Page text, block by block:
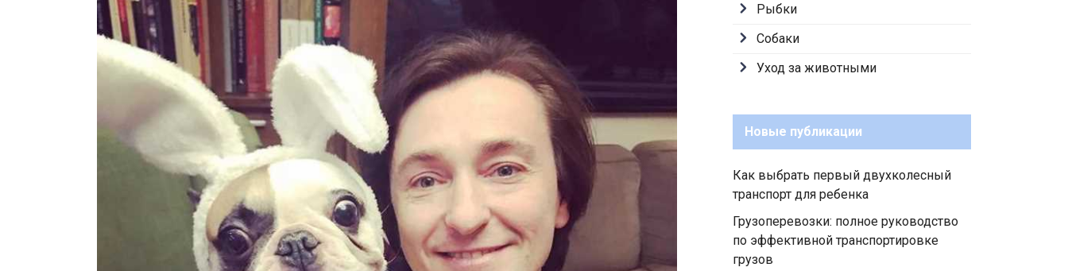
Рыбки
Собаки
Уход за животными
Новые публикации
Как выбрать первый двухколесный
транспорт для ребенка
Грузоперевозки: полное руководство
по эффективной транспортировке
грузов